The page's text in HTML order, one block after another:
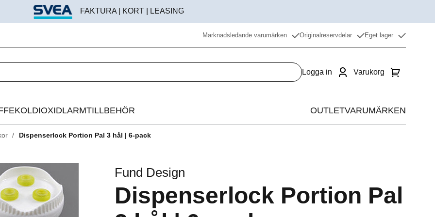
FAKTURA | KORT | LEASING
Logga in Varukorg
kaffemaskin
KOLDIOXIDLARMTILLBEHÖR
Beredningstillbehör
Disk & rengöring
OUTLET
Restaurangdiskmaskin
VARUMÄRKEN
Marknadsledande varumärken Originalreservdelar Eget lager
Dispenserlock Portion Pal 3 hål | 6-pack
Fund Design
Dispenserlock Portion Pal